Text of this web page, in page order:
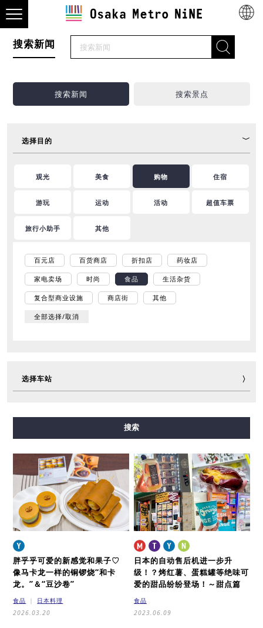
搜索新闻
搜索新闻 搜索景点
选择目的
观光 美食 购物 住宿
游玩 运动 活动 超值车票
旅行小助手 其他
百元店 百货商店 折扣店 药妆店
家电卖场 时尚 食品 生活杂货
复合型商业设施 商店街 其他
全部选择/取消
选择车站
搜索
胖乎乎可爱的新感觉和果子♡
像马卡龙一样的铜锣烧“和卡
龙。”＆“豆沙卷”
食品
日本料理
2026.03.20
日本的自动售后机进一步升
级！？烤红薯、蛋糕罐等绝味可
爱的甜品纷纷登场！～甜点篇
食品
2023.06.09